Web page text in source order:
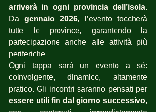
arriverà in ogni provincia dell’isola.
Da gennaio 2026, l’evento toccherà
tutte le province, garantendo la
partecipazione anche alle attività più
periferiche.
Ogni tappa sarà un evento a sé:
coinvolgente, dinamico, altamente
essere utili fin dal giorno successivo,